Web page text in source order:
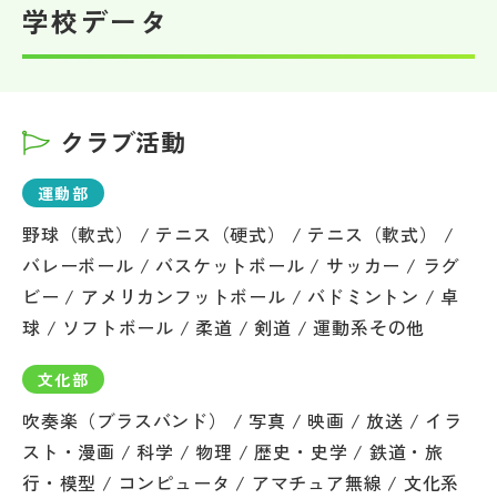
サイトマップ
運営会社
学校データ
クラブ活動
運動部
野球（軟式） / テニス（硬式） / テニス（軟式） /
バレーボール / バスケットボール / サッカー / ラグ
ビー / アメリカンフットボール / バドミントン / 卓
球 / ソフトボール / 柔道 / 剣道 / 運動系その他
文化部
吹奏楽（ブラスバンド） / 写真 / 映画 / 放送 / イラ
スト・漫画 / 科学 / 物理 / 歴史・史学 / 鉄道・旅
行・模型 / コンピュータ / アマチュア無線 / 文化系